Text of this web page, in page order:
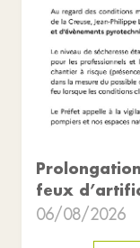
feux
06/08/2026